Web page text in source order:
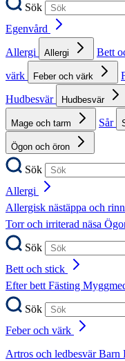
Sök
Egenvård
Allergi
Allergi Bett
värk
Feber och värk
Hudbesvär
Hudbesvär
Mage och tarm Sår
Ögon och öron
Sök
Allergi
Allergisk nästäppa och
Torr och irriterad näsa
Sök
Bett och stick
Efter bettFästing
Sök
Feber och värk
Artros och ledbesvärBarn